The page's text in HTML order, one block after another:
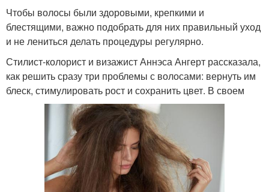
Чтобы волосы были здоровыми, крепкими и
блестящими, важно подобрать для них правильный уход
и не лениться делать процедуры регулярно.
Стилист-колорист и визажист Аннэса Ангерт рассказала,
как решить сразу три проблемы с волосами: вернуть им
блеск, стимулировать рост и сохранить цвет. В своем